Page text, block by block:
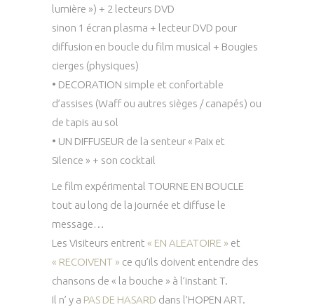
lumière ») + 2 lecteurs DVD
sinon 1 écran plasma + lecteur DVD pour
diffusion en boucle du film musical + Bougies
cierges (physiques)
• DECORATION simple et confortable
d’assises (Waff ou autres sièges / canapés) ou
de tapis au sol
• UN DIFFUSEUR de la senteur « Paix et
Silence » + son cocktail
Le film expérimental TOURNE EN BOUCLE
tout au long de la journée et diffuse le
message…
Les Visiteurs entrent « EN ALEATOIRE » et
« RECOIVENT » ce qu’ils doivent entendre des
chansons de « la bouche » à l’instant T.
Il n’ y a PAS DE HASARD dans l’HOPEN ART.